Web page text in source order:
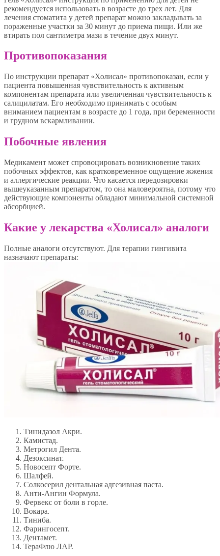
рекомендуется использовать в возрасте до трех лет. Для
лечения стоматита у детей препарат можно закладывать за
пораженные участки за 30 минут до приема пищи. Или же
втирать пол сантиметра мази в течение двух минут.
Противопоказания
По инструкции препарат «Холисал» противопоказан, если у
пациента повышенная чувствительность к активным
компонентам препарата или увеличенная чувствительность к
салицилатам. Его необходимо принимать с особым
вниманием пациентам в возрасте до 1 года, при беременности
и грудном вскармливании.
Побочные явления
Медикамент может спровоцировать возникновение таких
побочных эффектов, как кратковременное ощущение жжения
и аллергические реакции. Что касается передозировки
вышеуказанным препаратом, то она маловероятна, потому что
действующие компоненты обладают минимальной системной
абсорбцией.
Какие у лекарства «Холисал» аналоги
Полные аналоги отсутствуют. Для терапии гингивита
назначают препараты:
Тинидазол Акри.
Камистад.
Метрогил Дента.
Дезоксинат.
Новосепт Форте.
Шалфей.
Солкосерил дентальная адгезивная паста.
Анти-Ангин Формула.
Фервекс от боли в горле.
Вокара.
Тиниба.
Фарингосепт.
Дентамет.
ТераФлю ЛАР.